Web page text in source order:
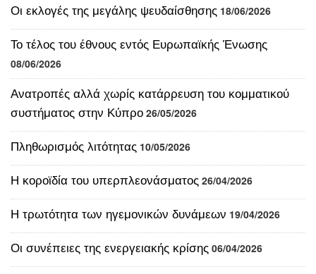
Οι εκλογές της μεγάλης ψευδαίσθησης 18/06/2026
Το τέλος του έθνους εντός Ευρωπαϊκής Ένωσης
08/06/2026
Ανατροπές αλλά χωρίς κατάρρευση του κομματικού
συστήματος στην Κύπρο 26/05/2026
Πληθωρισμός λιτότητας 10/05/2026
Η κοροϊδία του υπερπλεονάσματος 26/04/2026
Η τρωτότητα των ηγεμονικών δυνάμεων 19/04/2026
Οι συνέπειες της ενεργειακής κρίσης 06/04/2026